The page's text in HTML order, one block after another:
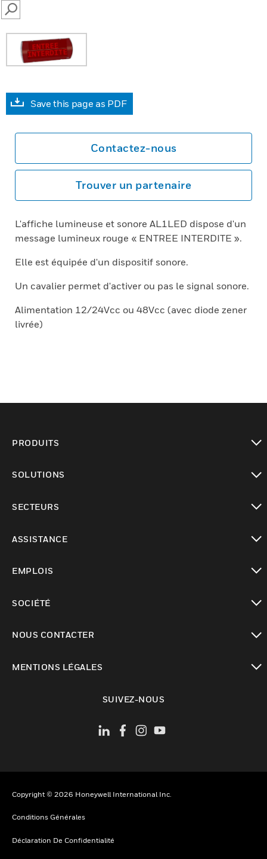
SEARCH
Save this page as PDF
Contactez-nous
Trouver un partenaire
L'affiche lumineuse et sonore AL1LED dispose d'un
message lumineux rouge « ENTREE INTERDITE ».
Elle est équipée d'un dispositif sonore.
Un cavalier permet d'activer ou pas le signal sonore.
Alimentation 12/24Vcc ou 48Vcc (avec diode zener
livrée)
PRODUITS
SOLUTIONS
SECTEURS
ASSISTANCE
EMPLOIS
SOCIÉTÉ
NOUS CONTACTER
MENTIONS LÉGALES
SUIVEZ-NOUS
Copyright © 2026 Honeywell International Inc.
Conditions Générales
Déclaration De Confidentialité